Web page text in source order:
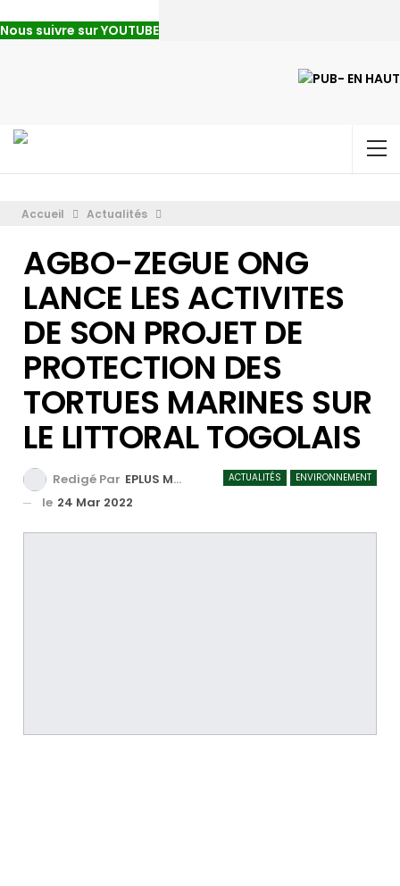
Nous suivre sur YOUTUBE
Accueil Actualités
AGBO-ZEGUE ONG
LANCE LES ACTIVITES
DE SON PROJET DE
PROTECTION DES
TORTUES MARINES SUR
LE LITTORAL TOGOLAIS
ACTUALITÉS ENVIRONNEMENT
Redigé Par EPLUS MEDIA TV
le 24 Mar 2022